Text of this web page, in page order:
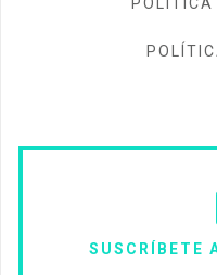
POLÍTICA
SUSCRÍBETE